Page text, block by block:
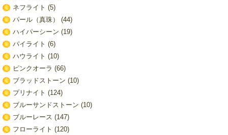
ネフライト (5)
パール（真珠）
(44)
ハイパーシーン (19)
パイライト (6)
ハウライト (10)
ピンクオーラ (66)
ブラッドストーン (10)
プリナイト (124)
ブルーサンドストーン (10)
ブルーレース (147)
フローライト (120)